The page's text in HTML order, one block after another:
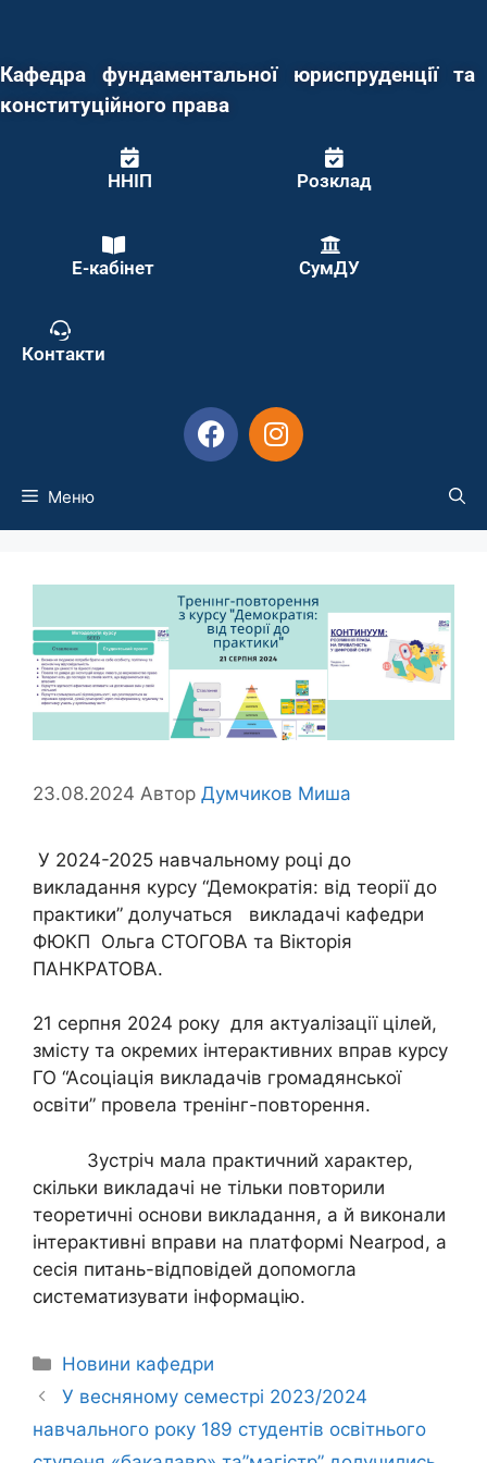
Кафедра фундаментальної юриспруденції та
конституційного права
ННІП Розклад
Е-кабінет СумДУ
Контакти
Меню
23.08.2024 Автор Думчиков Миша
У 2024-2025 навчальному році до
викладання курсу “Демократія: від теорії до
практики” долучаться викладачі кафедри
ФЮКП Ольга СТОГОВА та Вікторія
ПАНКРАТОВА.
21 серпня 2024 року для актуалізації цілей,
змісту та окремих інтерактивних вправ курсу
ГО “Асоціація викладачів громадянської
освіти” провела тренінг-повторення.
Зустріч мала практичний характер,
скільки викладачі не тільки повторили
теоретичні основи викладання, а й виконали
інтерактивні вправи на платформі Nearpod, а
сесія питань-відповідей допомогла
систематизувати інформацію.
Новини кафедри
У весняному семестрі 2023/2024
навчального року 189 студентів освітнього